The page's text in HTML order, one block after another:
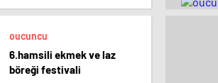
bulundu
oucuncu
6.hamsili ekmek ve laz
böreği festivali